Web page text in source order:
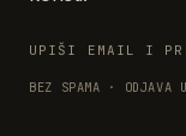
UPIŠI EMAIL I
BEZ SPAMA · ODJAVA